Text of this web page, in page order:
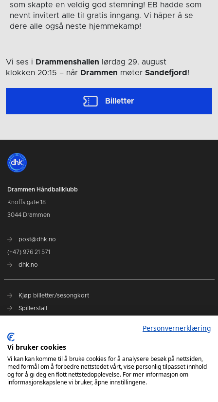
som skapte en veldig god stemning! EB hadde som
nevnt invitert alle til gratis inngang. Vi håper å se
dere alle også neste hjemmekamp!
Vi ses i Drammenshallen lørdag 29. august
klokken 20:15 – når Drammen møter Sandefjord !
Billetter
Drammen Håndballklubb
Knoffs gate 18
3044 Drammen
post@dhk.no
(+47) 976 21 571
dhk.no
Kjøp billetter/sesongkort
Spillerstall
DHK på Facebook
DHK på Instagram
DHK på TikTok
Personvernerklæring
Vi bruker cookies
Vi kan kan komme til å bruke cookies for å analysere besøk på nettsiden,
med formål om å forbedre nettstedet vårt, vise personlig tilpasset innhold
og for å gi deg en flott nettstedopplevelse. For mer informasjon om
informasjonskapslene vi bruker, åpne innstillingene.